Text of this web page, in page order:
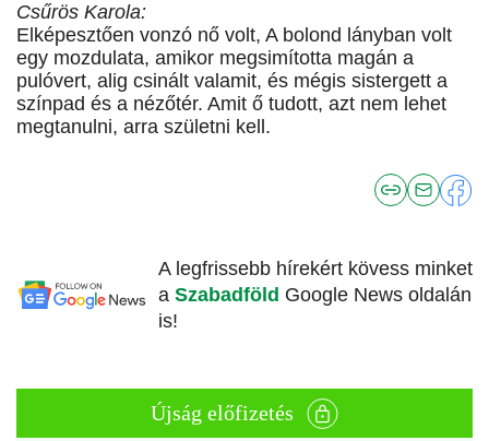
Csűrös Karola:
Elképesztően vonzó nő volt, A bolond lányban volt
egy mozdulata, amikor megsimította magán a
pulóvert, alig csinált valamit, és mégis sistergett a
színpad és a nézőtér. Amit ő tudott, azt nem lehet
megtanulni, arra születni kell.
A legfrissebb hírekért kövess minket
a Szabadföld Google News oldalán
is!
Újság előfizetés